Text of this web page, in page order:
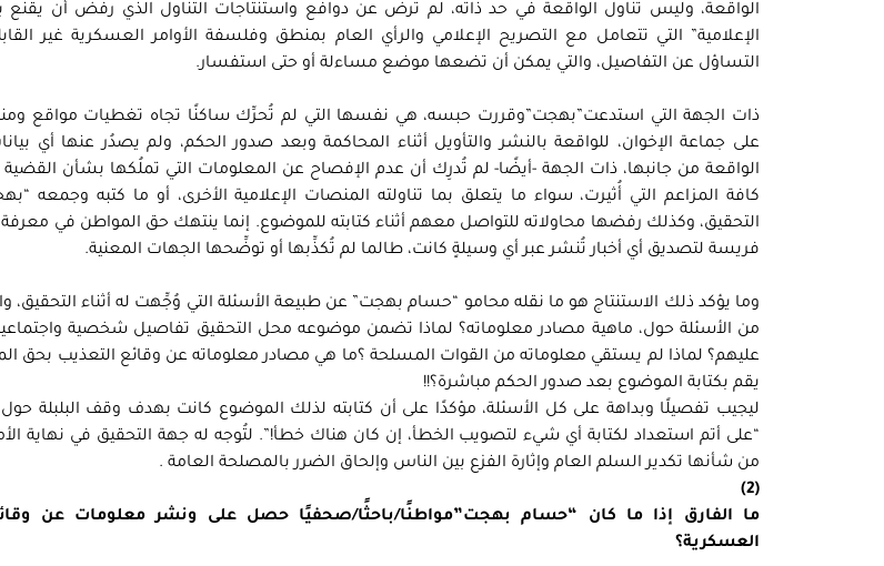
الواقعة، وليس تناول الواقعة في حد ذاته، لم ترض عن دوافع واستنتاجات التناول الذي رفض أن يقنع
الإعلامية” التي تتعامل مع التصريح الإعلامي والرأي العام بمنطق وفلسفة الأوامر العسكرية غير
التساؤل عن التفاصيل، والتي يمكن أن تضعها موضع مساءلة أو حتى استفسار.
ذات الجهة التي استدعت”بهجت”وقررت حبسه، هي نفسها التي لم تُحرِّك ساكنًا تجاه تغطيات مواقع
على جماعة الإخوان، للواقعة بالنشر والتأويل أثناء المحاكمة وبعد صدور الحكم، ولم يصدُر عنها أي
الواقعة من جانبها، ذات الجهة -أيضًا- لم تُدرِك أن عدم الإفصاح عن المعلومات التي تملُكها بشأن القضية
كافة المزاعم التي أُثيرت، سواء ما يتعلق بما تناولته المنصات الإعلامية الأخرى، أو ما كتبه
التحقيق، وكذلك رفضها محاولاته للتواصل معهم أثناء كتابته للموضوع. إنما ينتهك حق المواطن في
فريسة لتصديق أي أخبار تُنشر عبر أي وسيلةٍ كانت، طالما لم تُكذِّبها أو توضِّحها الجهات المعنية.
وما يؤكد ذلك الاستنتاج هو ما نقله محامو “حسام بهجت” عن طبيعة الأسئلة التي وُجِّهت له أثناء التحقيق،
من الأسئلة حول، ماهية مصادر معلوماته؟ لماذا تضمن موضوعه محل التحقيق تفاصيل شخصية
عليهم؟ لماذا لم يستقي معلوماته من القوات المسلحة ؟ما هي مصادر معلوماته عن وقائع التعذيب بحق
يقم بكتابة الموضوع بعد صدور الحكم مباشرة؟!!
ليجيب تفصيلًا وبداهة على كل الأسئلة، مؤكدًا على أن كتابته لذلك الموضوع كانت بهدف وقف البلبلة حول
“على أتم استعداد لكتابة أي شيء لتصويب الخطأ، إن كان هناك خطأ!”. لتُوجه له جهة التحقيق في نهاية
من شأنها تكدير السلم العام وإثارة الفزع بين الناس وإلحاق الضرر بالمصلحة العامة .
(2)
ما الفارق إذا ما كان “حسام بهجت”مواطنًا/باحثًا/صحفيًا حصل على ونشر معلومات عن
العسكرية؟